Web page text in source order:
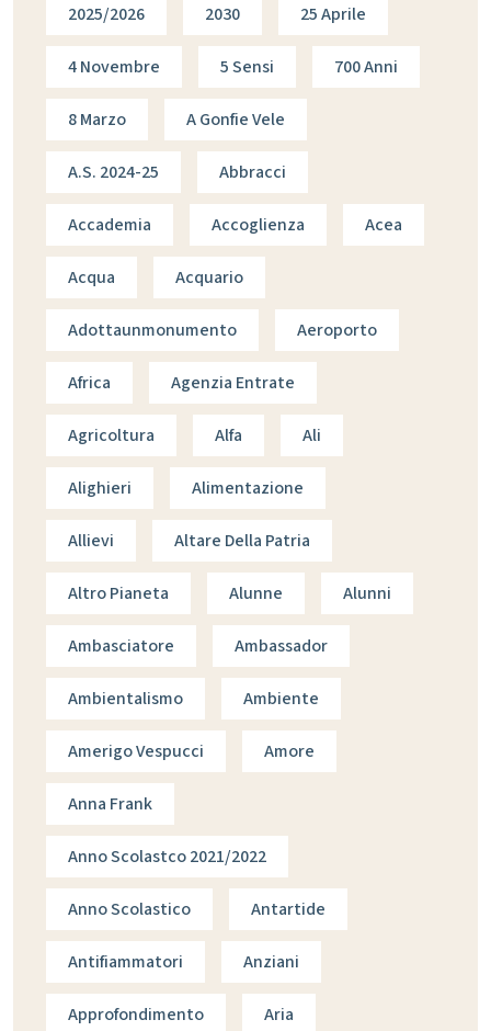
2025/2026 2030 25 Aprile
4 Novembre 5 Sensi 700 Anni
8 Marzo A Gonfie Vele
A.s. 2024-25 Abbracci
Accademia Accoglienza Acea
Acqua Acquario
Adottaunmonumento Aeroporto
Africa Agenzia Entrate
Agricoltura Alfa Ali
Alighieri Alimentazione
Allievi Altare Della Patria
Altro Pianeta Alunne Alunni
Ambasciatore Ambassador
Ambientalismo Ambiente
Amerigo Vespucci Amore
Anna Frank
Anno Scolastco 2021/2022
Anno Scolastico Antartide
Antifiammatori Anziani
Approfondimento Aria